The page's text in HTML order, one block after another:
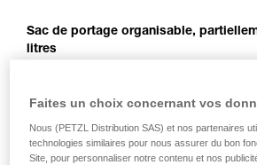
Sac de portage organisable,
litres
transporter votre matériel. Son port est
différents formats et ses porte-matériel
d'organiser et de sécuriser votre
Faites un choix concernant vos
Nous (PETZL Distribution SAS) et nos partenaires
technologies similaires pour nous assurer du bon
Site, pour personnaliser notre contenu et nos